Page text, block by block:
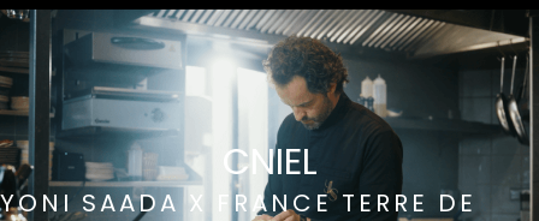
CNIEL
YONI SAADA X FRANCE TERRE DE